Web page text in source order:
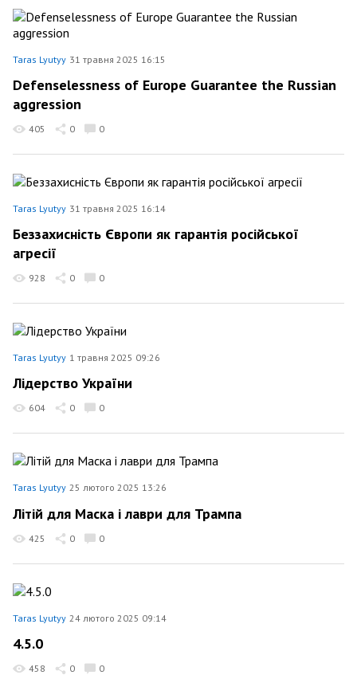
Taras Lyutyy 31 травня 2025 16:15
Defenselessness of Europe Guarantee the Russian
aggression
405 0 0
Taras Lyutyy 31 травня 2025 16:14
Беззахисність Європи як гарантія російської
агресії
928 0 0
Taras Lyutyy 1 травня 2025 09:26
Лідерство України
604 0 0
Taras Lyutyy 25 лютого 2025 13:26
Літій для Маска і лаври для Трампа
425 0 0
Taras Lyutyy 24 лютого 2025 09:14
4.5.0
458 0 0